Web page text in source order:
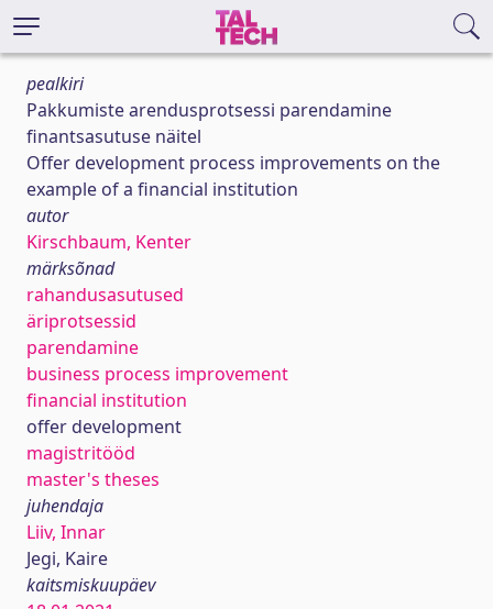
pealkiri
Pakkumiste arendusprotsessi parendamine
finantsasutuse näitel
Offer development process improvements on the
example of a financial institution
autor
Kirschbaum, Kenter
märksõnad
rahandusasutused
äriprotsessid
parendamine
business process improvement
financial institution
offer development
magistritööd
master's theses
juhendaja
Liiv, Innar
Jegi, Kaire
kaitsmiskuupäev